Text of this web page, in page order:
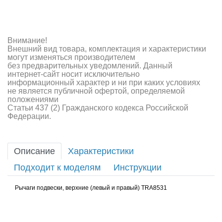
Внимание!
Внешний вид товара, комплектация и характеристики
могут изменяться производителем
без предварительных уведомлений. Данный
интернет-сайт носит исключительно
информационный характер и ни при каких условиях
не является публичной офертой, определяемой
положениями
Статьи 437 (2) Гражданского кодекса Российской
Федерации.
Описание
Характеристики
Подходит к моделям
Инструкции
Рычаги подвески, верхние (левый и правый) TRA8531